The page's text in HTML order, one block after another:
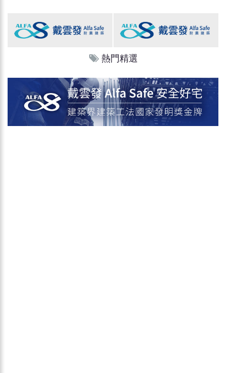
熱門精選